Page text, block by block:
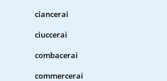
ciancerai
ciuccerai
combacerai
commercerai